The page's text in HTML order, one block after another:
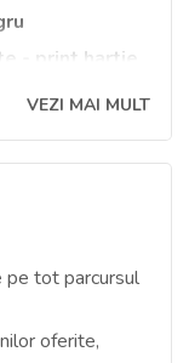
- print hartie
seturi DVD-
VEZI MAI MULT
pe tot parcursul
oferite,